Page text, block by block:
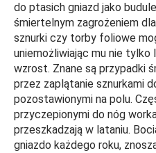
do ptasich gniazd jako
śmiertelnym zagrożeniem
sznurki czy torby foliowe
uniemożliwiając mu nie tylko
wzrost. Znane są przypadki
przez zaplątanie sznurkami
pozostawionymi na polu.
przyczepionymi do nóg
przeszkadzają w lataniu.
gniazdo każdego roku,